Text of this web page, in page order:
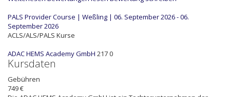
PALS Provider Course | Weßling | 06. September 2026 - 06.
September 2026
ACLS/ALS/PALS Kurse
ADAC HEMS Academy GmbH 2170
Kursdaten
Gebühren
749 €